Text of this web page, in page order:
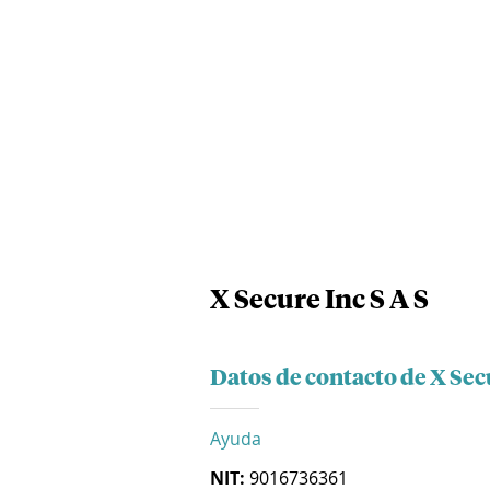
X Secure Inc S A S
Datos de contacto de X
Ayuda
NIT: 9016736361